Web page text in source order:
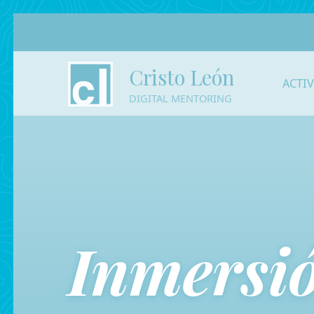
Cristo León
DIGITAL MENTORING